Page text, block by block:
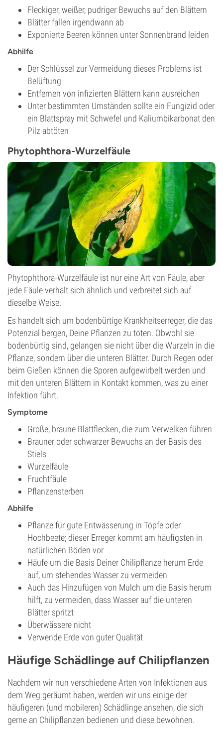
Fleckiger, weißer, pudriger Bewuchs auf den Blättern
Blätter fallen irgendwann ab
Exponierte Beeren können unter Sonnenbrand leiden
Abhilfe
Der Schlüssel zur Vermeidung dieses Problems ist
Belüftung
Entfernen von infizierten Blättern kann ausreichen
Unter bestimmten Umständen sollte ein Fungizid oder
ein Blattspray mit Schwefel und Kaliumbikarbonat den
Pilz abtöten
Phytophthora-Wurzelfäule
Phytophthora-Wurzelfäule ist nur eine Art von Fäule, aber
jede Fäule verhält sich ähnlich und verbreitet sich auf
dieselbe Weise.
Es handelt sich um bodenbürtige Krankheitserreger, die das
Potenzial bergen, Deine Pflanzen zu töten. Obwohl sie
bodenbürtig sind, gelangen sie nicht über die Wurzeln in die
Pflanze, sondern über die unteren Blätter. Durch Regen oder
beim Gießen können die Sporen aufgewirbelt werden und
mit den unteren Blättern in Kontakt kommen, was zu einer
Infektion führt.
Symptome
Große, braune Blattflecken, die zum Verwelken führen
Brauner oder schwarzer Bewuchs an der Basis des
Stiels
Wurzelfäule
Fruchtfäule
Pflanzensterben
Abhilfe
Pflanze für gute Entwässerung in Töpfe oder
Hochbeete; dieser Erreger kommt am häufigsten in
natürlichen Böden vor
Häufe um die Basis Deiner Chilipflanze herum Erde
auf, um stehendes Wasser zu vermeiden
Auch das Hinzufügen von Mulch um die Basis herum
hilft, zu vermeiden, dass Wasser auf die unteren
Blätter spritzt
Überwässere nicht
Verwende Erde von guter Qualität
Häufige Schädlinge auf Chilipflanzen
Nachdem wir nun verschiedene Arten von Infektionen aus
dem Weg geräumt haben, werden wir uns einige der
häufigeren (und mobileren) Schädlinge ansehen, die sich
gerne an Chilipflanzen bedienen und diese bewohnen.